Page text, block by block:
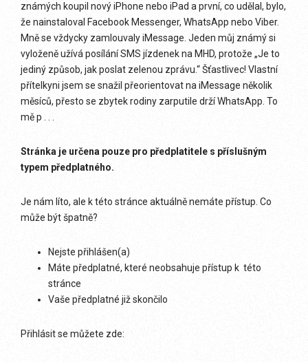
známých koupil nový iPhone nebo iPad a první, co udělal, bylo,
že nainstaloval Facebook Messenger, WhatsApp nebo Viber.
Mně se vždycky zamlouvaly iMessage. Jeden můj známý si
vyloženě užívá posílání SMS jízdenek na MHD, protože „Je to
jediný způsob, jak poslat zelenou zprávu.“ Šťastlivec! Vlastní
přítelkyni jsem se snažil přeorientovat na iMessage několik
měsíců, přesto se zbytek rodiny zarputile drží WhatsApp. To
mě p . . .
Stránka je určena pouze pro předplatitele s příslušným
typem předplatného.
Je nám líto, ale k této stránce aktuálně nemáte přístup. Co
může být špatně?
Nejste přihlášen(a)
Máte předplatné, které neobsahuje přístup k této
stránce
Vaše předplatné již skončilo
Přihlásit se můžete zde: